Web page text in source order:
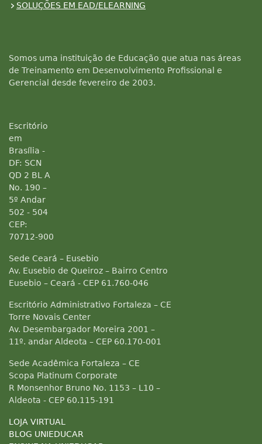
SOLUÇÕES EM EAD/ELEARNING
Somos uma instituição de Educação que atua nas áreas
de Treinamento em Desenvolvimento Profissional e
Gerencial desde fevereiro de 2003.
Escritório
em
Brasília -
DF: SCN
QD 2 BL A
No. 190 –
5º Andar
502 - 504
CEP:
70712-900
Sede Ceará – Eusebio
Av. Eusebio de Queiroz – Bairro Centro
Eusebio – Ceará - CEP 61.760-046
Escritório Administrativo Fortaleza – CE
Torre Novais Center
Av. Desembargador Moreira 2001 –
11º. andar Aldeota – CEP 60.170-001
Sede Acadêmica Fortaleza – CE
Scopa Platinum Corporate
R Monsenhor Bruno No. 1153 – L10 –
Aldeota - CEP 60.115-191
LOJA VIRTUAL
BLOG UNIEDUCAR